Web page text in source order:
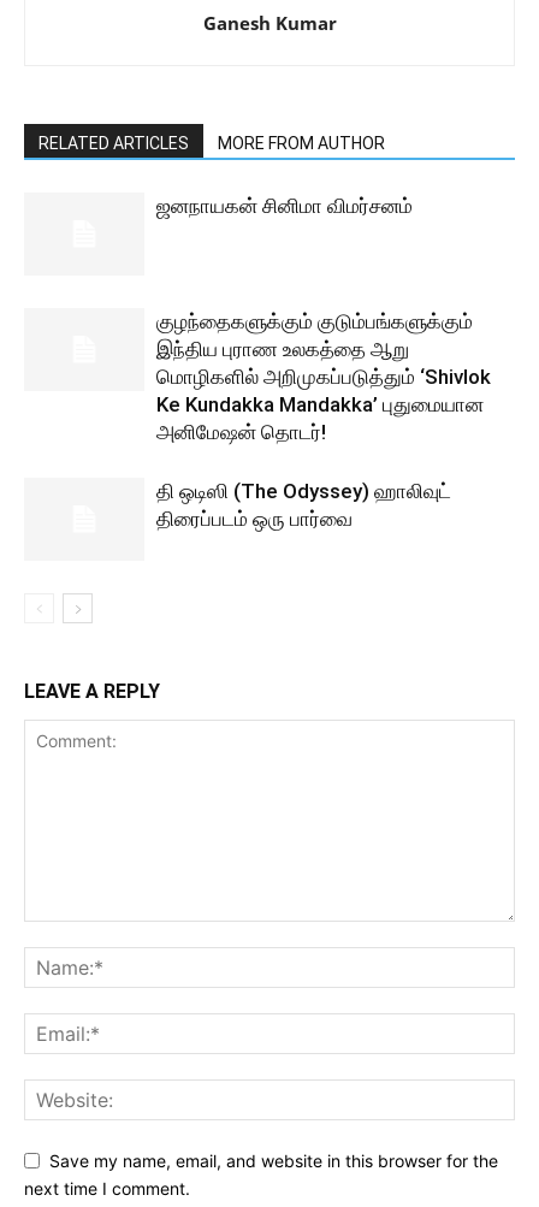
Ganesh Kumar
RELATED ARTICLES MORE FROM AUTHOR
ஜனநாயகன் சினிமா விமர்சனம்
குழந்தைகளுக்கும் குடும்பங்களுக்கும்
இந்திய புராண உலகத்தை ஆறு
மொழிகளில் அறிமுகப்படுத்தும் ‘Shivlok
Ke Kundakka Mandakka’ புதுமையான
அனிமேஷன் தொடர்!
தி ஒடிஸி (The Odyssey) ஹாலிவுட்
திரைப்படம் ஒரு பார்வை
LEAVE A REPLY
Save my name, email, and website in this browser for the
next time I comment.